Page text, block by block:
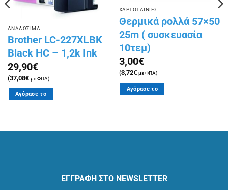
ΑΝΑΛΩΣΙΜΑ
Brother LC-227XLBK
Black HC – 1,2k Ink
29,90€
(37,08€ με ΦΠΑ)
Αγόρασε το
ΧΑΡΤΟΤΑΙΝΙΕΣ
Θερμικά ρολλά 57×50
25m ( συσκευασία
10τεμ)
3,00€
(3,72€ με ΦΠΑ)
Αγόρασε το
ΕΓΓΡΑΦΗ ΣΤΟ NEWSLETTER